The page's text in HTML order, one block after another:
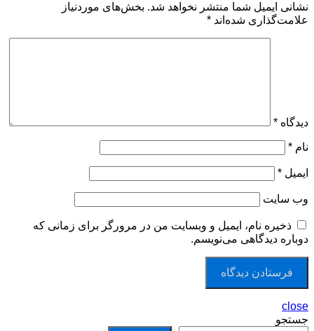
نشانی ایمیل شما منتشر نخواهد شد. بخش‌های موردنیاز
علامت‌گذاری شده‌اند *
دیدگاه *
نام *
ایمیل *
وب‌ سایت
ذخیره نام، ایمیل و وبسایت من در مرورگر برای زمانی که
دوباره دیدگاهی می‌نویسم.
close
جستجو